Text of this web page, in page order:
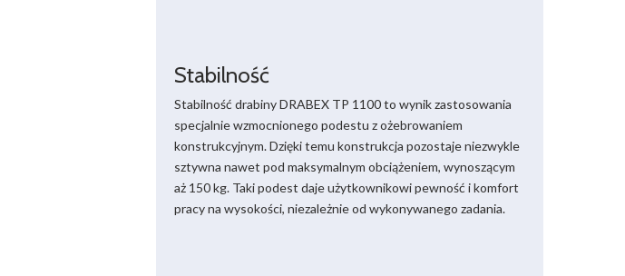
Stabilność
Stabilność drabiny DRABEX TP 1100 to wynik zastosowania
specjalnie wzmocnionego podestu z ożebrowaniem
konstrukcyjnym. Dzięki temu konstrukcja pozostaje niezwykle
sztywna nawet pod maksymalnym obciążeniem, wynoszącym
aż 150 kg. Taki podest daje użytkownikowi pewność i komfort
pracy na wysokości, niezależnie od wykonywanego zadania.